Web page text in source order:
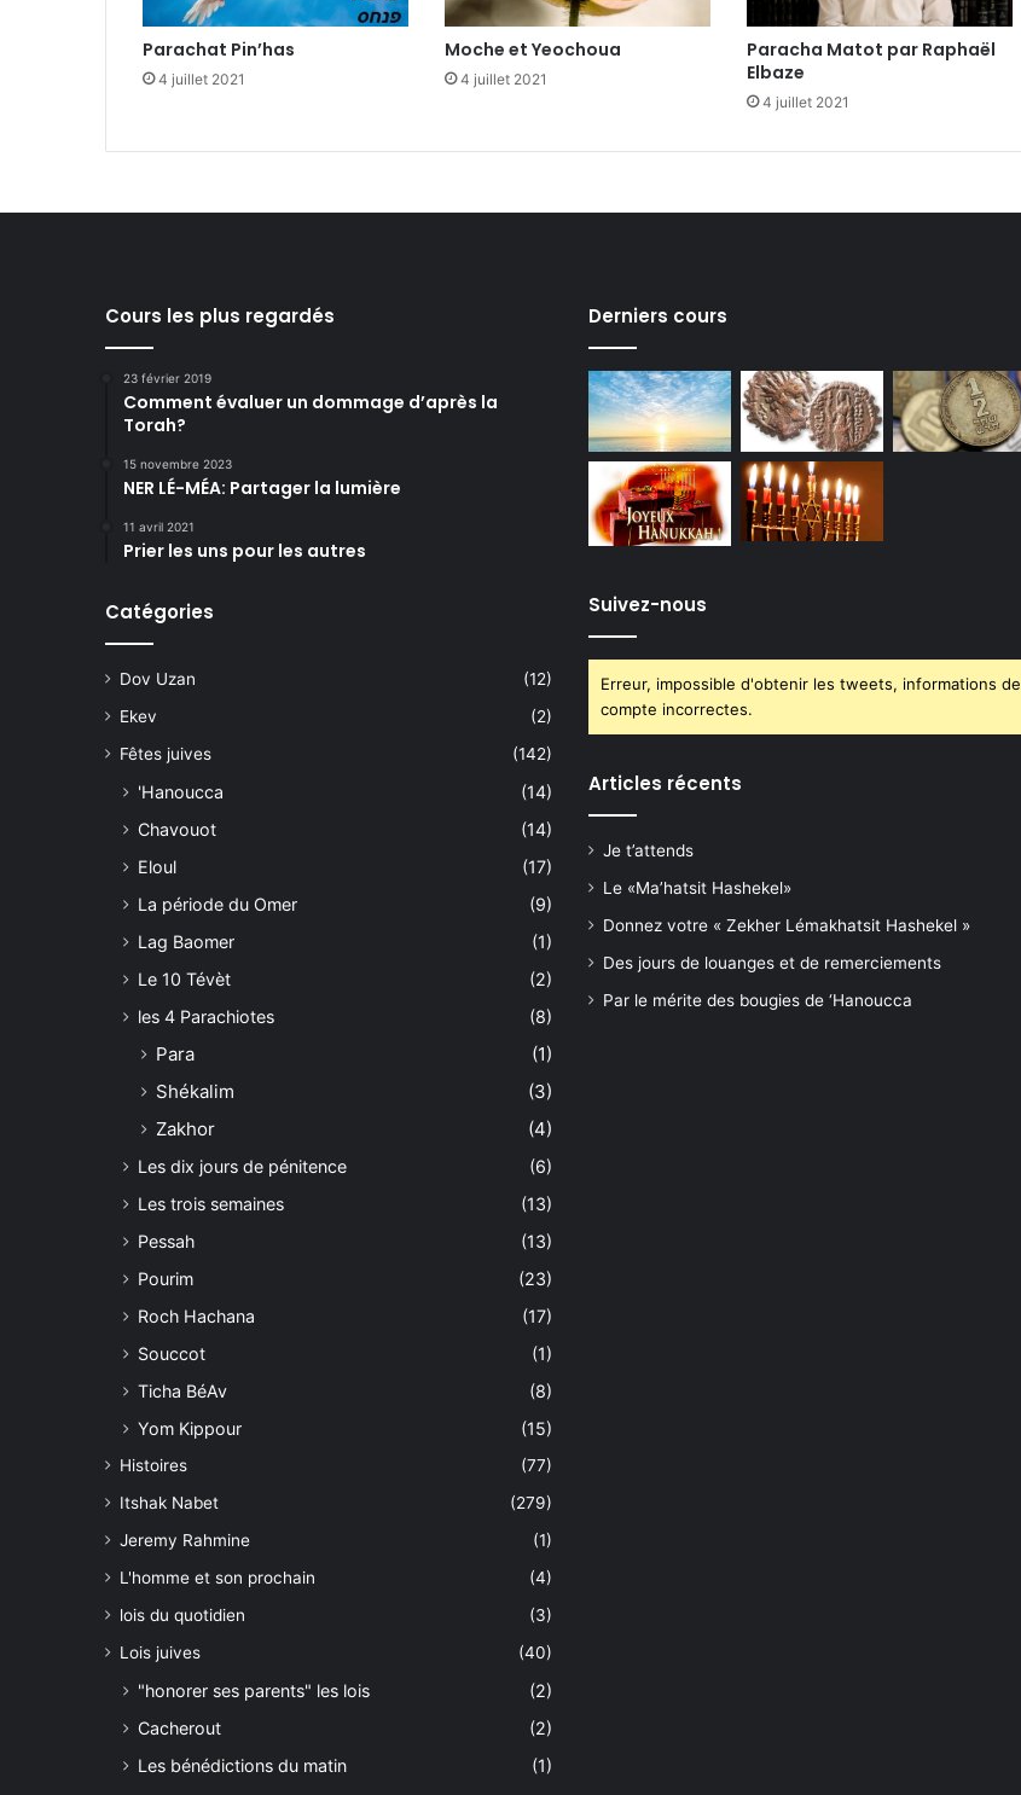
Parachat Pin’has
4 juillet 2021
Moche et Yeochoua
4 juillet 2021
Paracha Matot par Raphaël
Elbaze
4 juillet 2021
Cours les plus regardés
23 février 2019
Comment évaluer un dommage d’après la
Torah?
15 novembre 2023
NER LÉ-MÉA: Partager la lumière
11 avril 2021
Prier les uns pour les autres
Catégories
Dov Uzan
(12)
Ekev
(2)
Fêtes juives
(142)
'Hanoucca
(14)
Chavouot
(14)
Eloul
(17)
La période du Omer
(9)
Lag Baomer
(1)
Le 10 Tévèt
(2)
les 4 Parachiotes
(8)
Para
(1)
Shékalim
(3)
Zakhor
(4)
Les dix jours de pénitence
(6)
Les trois semaines
(13)
Pessah
(13)
Pourim
(23)
Roch Hachana
(17)
Souccot
(1)
Ticha BéAv
(8)
Yom Kippour
(15)
Histoires
(77)
Itshak Nabet
(279)
Jeremy Rahmine
(1)
L'homme et son prochain
(4)
lois du quotidien
(3)
Lois juives
(40)
"honorer ses parents" les lois
(2)
Cacherout
(2)
Les bénédictions du matin
(1)
Derniers cours
Suivez-nous
Erreur, impossible d'obtenir les tweets, informations de
compte incorrectes.
Articles récents
Je t’attends
Le «Ma’hatsit Hashekel»
Donnez votre « Zekher Lémakhatsit Hashekel »
Des jours de louanges et de remerciements
Par le mérite des bougies de ‘Hanoucca